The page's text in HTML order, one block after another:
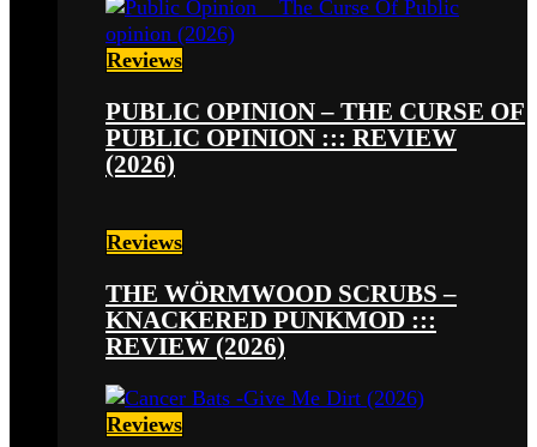
Reviews
PUBLIC OPINION – THE CURSE OF
PUBLIC OPINION ::: REVIEW
(2026)
Reviews
THE WÖRMWOOD SCRUBS –
KNACKERED PUNKMOD :::
REVIEW (2026)
Reviews